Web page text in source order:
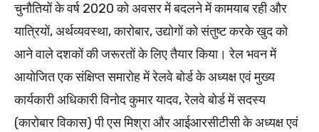
चुनौतियों के वर्ष 2020 को अवसर में बदलने में कामयाब रही और
यात्रियों, अर्थव्यवस्था, कारोबार, उद्योगों को संतुष्ट करके खुद को
आने वाले दशकों की जरूरतों के लिए तैयार किया। रेल भवन में
आयोजित एक संक्षिप्त समारोह में रेलवे बोर्ड के अध्यक्ष एवं मुख्य
कार्यकारी अधिकारी विनोद कुमार यादव, रेलवे बोर्ड में सदस्य
(कारोबार विकास) पी एस मिश्रा और आईआरसीटीसी के अध्यक्ष एवं